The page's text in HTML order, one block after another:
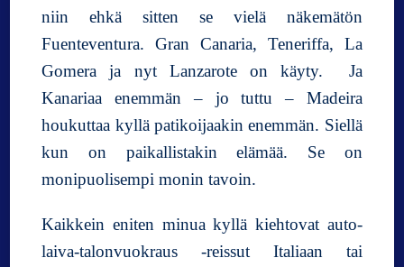
niin ehkä sitten se vielä näkemätön
Fuenteventura. Gran Canaria, Teneriffa, La
Gomera ja nyt Lanzarote on käyty. Ja
Kanariaa enemmän – jo tuttu – Madeira
houkuttaa kyllä patikoijaakin enemmän. Siellä
kun on paikallistakin elämää. Se on
monipuolisempi monin tavoin.
Kaikkein eniten minua kyllä kiehtovat auto-
laiva-talonvuokraus -reissut Italiaan tai